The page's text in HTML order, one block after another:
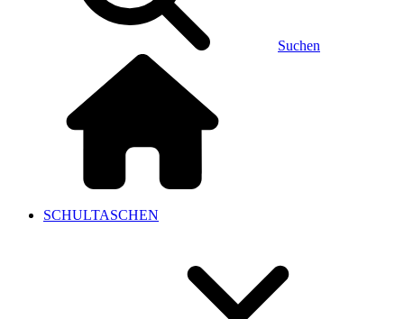
Suchen
SCHULTASCHEN